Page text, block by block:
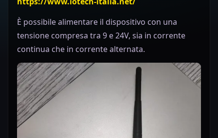
È possibile alimentare il dispositivo con una
tensione compresa tra 9 e 24V, sia in corrente
continua che in corrente alternata.